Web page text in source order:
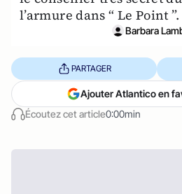
l’armure dans “ Le Point ”.
Barbara
Écoutez cet article0:00min
PARTAGER
Ajouter Atlantico en